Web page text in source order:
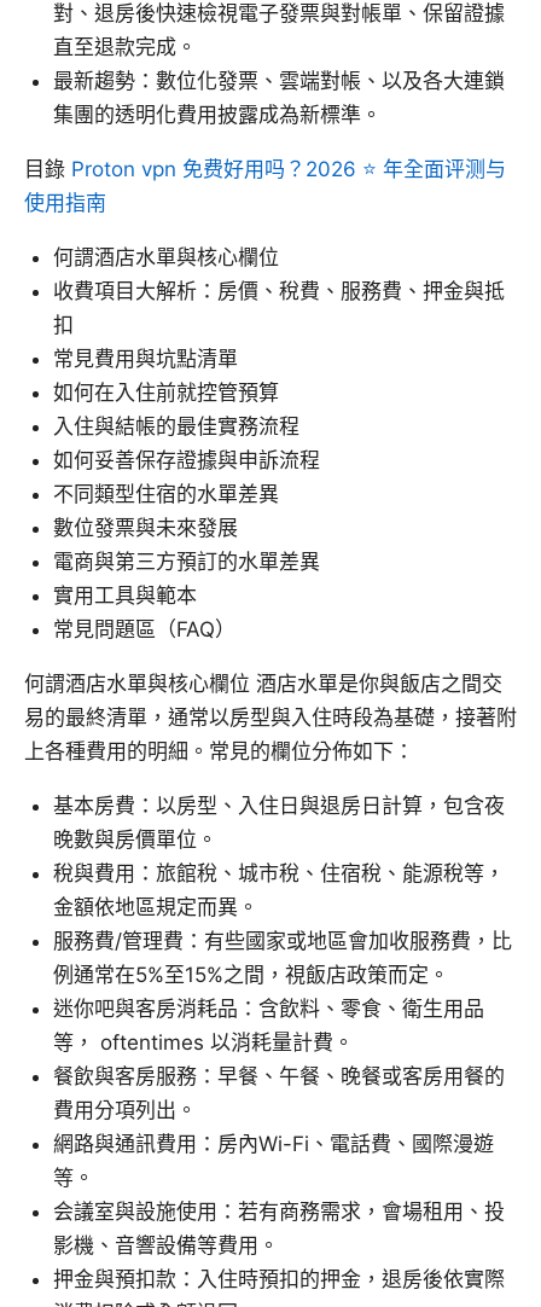
對、退房後快速檢視電子發票與對帳單、保留證據
直至退款完成。
最新趨勢：數位化發票、雲端對帳、以及各大連鎖
集團的透明化費用披露成為新標準。
目錄 Proton vpn 免费好用吗？2026 ⭐ 年全面评测与
使用指南
何謂酒店水單與核心欄位
收費項目大解析：房價、稅費、服務費、押金與抵
扣
常見費用與坑點清單
如何在入住前就控管預算
入住與結帳的最佳實務流程
如何妥善保存證據與申訴流程
不同類型住宿的水單差異
數位發票與未來發展
電商與第三方預訂的水單差異
實用工具與範本
常見問題區（FAQ）
何謂酒店水單與核心欄位 酒店水單是你與飯店之間交
易的最終清單，通常以房型與入住時段為基礎，接著附
上各種費用的明細。常見的欄位分佈如下：
基本房費：以房型、入住日與退房日計算，包含夜
晚數與房價單位。
稅與費用：旅館稅、城市稅、住宿稅、能源稅等，
金額依地區規定而異。
服務費/管理費：有些國家或地區會加收服務費，比
例通常在5%至15%之間，視飯店政策而定。
迷你吧與客房消耗品：含飲料、零食、衛生用品
等， oftentimes 以消耗量計費。
餐飲與客房服務：早餐、午餐、晚餐或客房用餐的
費用分項列出。
網路與通訊費用：房內Wi-Fi、電話費、國際漫遊
等。
会議室與設施使用：若有商務需求，會場租用、投
影機、音響設備等費用。
押金與預扣款：入住時預扣的押金，退房後依實際